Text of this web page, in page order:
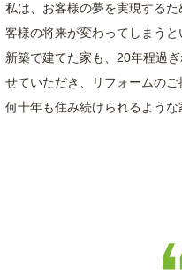
私は、お客様の夢を実現する
客様の将来が変わってしまう
新築で建てた家も、20年程過
せていただき、リフォームのご
何十年も住み続けられるよう